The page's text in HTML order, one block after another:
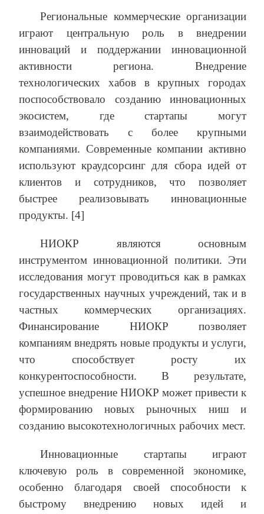
Региональные коммерческие организации
играют центральную роль в внедрении
инноваций и поддержании инновационной
активности региона. Внедрение
технологических хабов в крупных городах
поспособствовало созданию инновационных
экосистем, где стартапы могут
взаимодействовать с более крупными
компаниями. Современные компании активно
используют краудсорсинг для сбора идей от
клиентов и сотрудников, что позволяет
быстрее реализовывать инновационные
продукты. [4]
НИОКР являются основным
инструментом инновационной политики. Эти
исследования могут проводиться как в рамках
государственных научных учреждений, так и в
частных коммерческих организациях.
Финансирование НИОКР позволяет
компаниям внедрять новые продукты и услуги,
что способствует росту их
конкурентоспособности. В результате,
успешное внедрение НИОКР может привести к
формированию новых рыночных ниш и
созданию высокотехнологичных рабочих мест.
Инновационные стартапы играют
ключевую роль в современной экономике,
особенно благодаря своей способности к
быстрому внедрению новых идей и